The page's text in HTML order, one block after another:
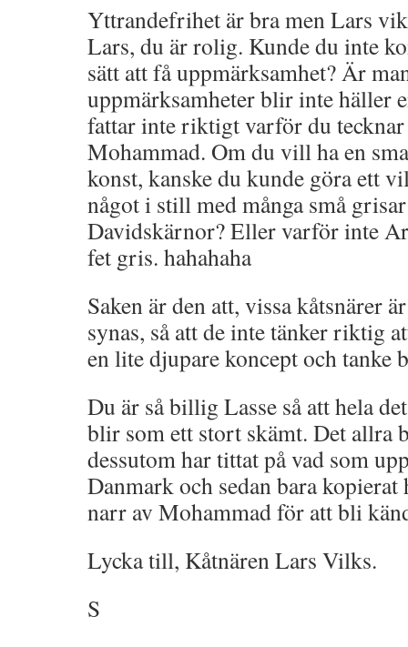
Yttrandefrihet är bra men Lars
Lars, du är rolig. Kunde du inte
sätt att få uppmärksamhet? Är
uppmärksamheter blir inte häller
fattar inte riktigt varför du
Mohammad. Om du vill ha en
konst, kanske du kunde göra ett
något i still med många små
Davidskärnor? Eller varför inte
fet gris. hahahaha
Saken är den att, vissa kåtsnärer
synas, så att de inte tänker riktig
en lite djupare koncept och tanke
Du är så billig Lasse så att hela
blir som ett stort skämt. Det allra
dessutom har tittat på vad som
Danmark och sedan bara kopierat
narr av Mohammad för att bli
Lycka till, Kåtnären Lars Vilks.
S